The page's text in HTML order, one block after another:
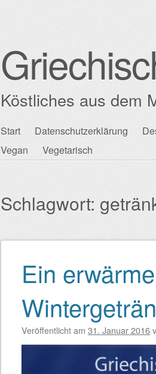
Köstliches aus dem
Hauptmenü
Zum
Inhalt
Start Datenschutzerklärung
Vegan
Vegetarisch
Schlagwort:
Beitragsnavigation
Ein
Veröffentlicht am 31. Januar 2016